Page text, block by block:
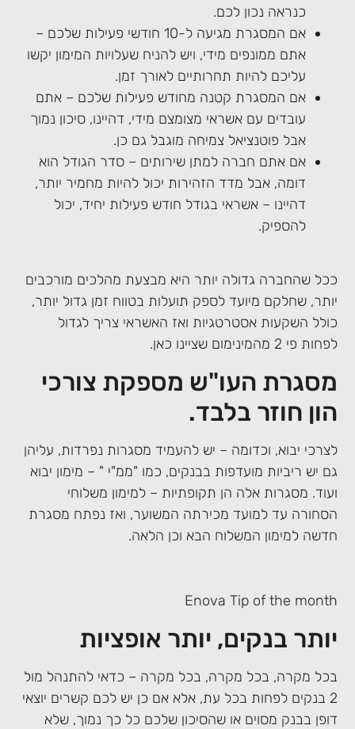
כנראה נכון לכם.
אם המסגרת מגיעה ל-10 חודשי פעילות שלכם –
אתם ממונפים מידי, ויש להניח שעלויות המימון יקשו
עליכם להיות תחרותיים לאורך זמן.
אם המסגרת קטנה מחודש פעילות שלכם – אתם
עובדים עם אשראי מצומצם מידי, דהיינו, סיכון נמוך
אבל פוטנציאל צמיחה מוגבל גם כן.
אם אתם חברה למתן שירותים – סדר הגודל הוא
דומה, אבל מדד הזהירות יכול להיות מחמיר יותר,
דהיינו – אשראי בגודל חודש פעילות יחיד, יכול
להספיק.
ככל שהחברה גדולה יותר היא מבצעת מהלכים מורכבים
יותר, שחלקם מיועד לספק תועלות בטווח זמן גדול יותר,
כולל השקעות אסטרטגיות ואז האשראי צריך לגדול
לפחות פי 2 מהמינימום שציינו כאן.
מסגרת העו"ש מספקת צורכי
הון חוזר בלבד.
לצרכי יבוא, וכדומה – יש להעמיד מסגרות נפרדות, עליהן
גם יש ריביות מועדפות בבנקים, כמו "ממ"י " – מימון יבוא
ועוד. מסגרות אלה הן תקופתיות – למימון משלוחי
הסחורה עד למועד מכירתה המשוער, ואז נפתח מסגרת
חדשה למימון המשלוח הבא וכן הלאה.
Enova Tip of the month
יותר בנקים, יותר אופציות
בכל מקרה, בכל מקרה, בכל מקרה – כדאי להתנהל מול
2 בנקים לפחות בכל עת, אלא אם כן יש לכם קשרים יוצאי
דופן בבנק מסוים או שהסיכון שלכם כל כך נמוך, שלא